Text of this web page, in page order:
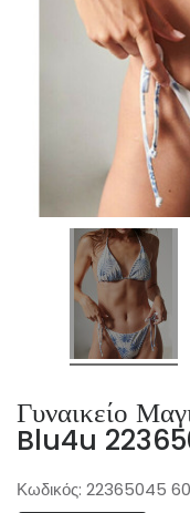
Γυναικείο
Blu4u
Κωδικός: 22365045 60